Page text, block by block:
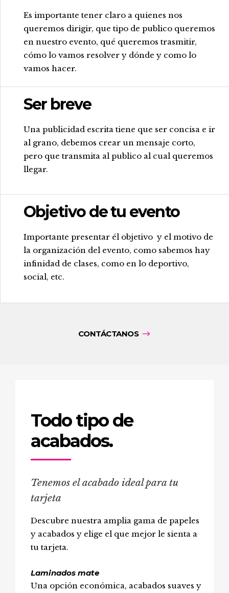
Es importante tener claro a quienes nos
queremos dirigir, que tipo de publico queremos
en nuestro evento, qué queremos trasmitir,
cómo lo vamos resolver y dónde y como lo
vamos hacer.
Ser breve
Una publicidad escrita tiene que ser concisa e ir
al grano, debemos crear un mensaje corto,
pero que transmita al publico al cual queremos
llegar.
Objetivo de tu evento
Importante presentar él objetivo y el motivo de
la organización del evento, como sabemos hay
infinidad de clases, como en lo deportivo,
social, etc.
CONTÁCTANOS
Todo tipo de
acabados.
Tenemos el acabado ideal para tu
tarjeta
Descubre nuestra amplia gama de papeles
y acabados y elige el que mejor le sienta a
tu tarjeta.
Laminados mate
Una opción económica, acabados suaves y